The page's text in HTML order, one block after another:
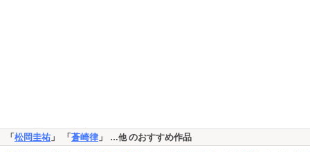
「松岡圭祐 」 「蒼崎律 」 …他のおすすめ作品